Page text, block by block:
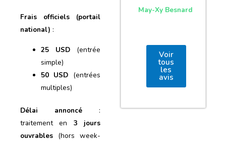
Frais officiels (portail
national) :
25 USD(entrée
simple)
50 USD (entrées
multiples)
Délai annoncé:
traitement en 3 jours
ouvrables (hors week-
May-Xy Besnard
Voir
tous
les
avis